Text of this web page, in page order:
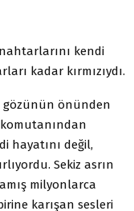
kendi
kadar kırmızıydı.
gözünün önünden
hayatını değil,
Sekiz asrın
milyonlarca
karışan sesleri